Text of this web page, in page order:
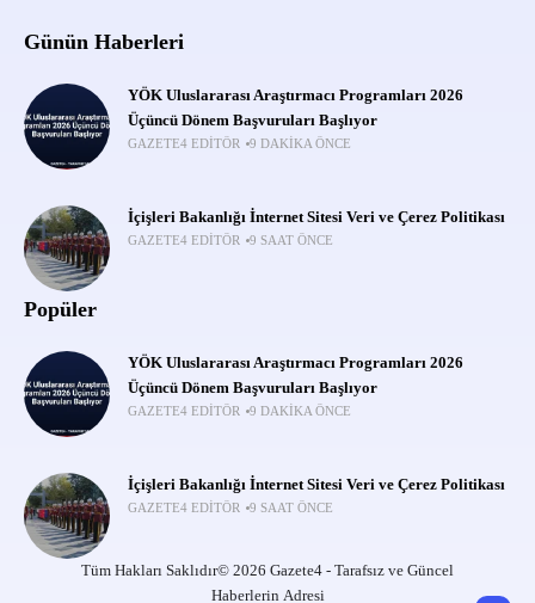
Günün Haberleri
YÖK Uluslararası Araştırmacı Programları 2026
Üçüncü Dönem Başvuruları Başlıyor
GAZETE4 EDITÖR 9 DAKIKA ÖNCE
İçişleri Bakanlığı İnternet Sitesi Veri ve Çerez Politikası
GAZETE4 EDITÖR 9 SAAT ÖNCE
Popüler
YÖK Uluslararası Araştırmacı Programları 2026
Üçüncü Dönem Başvuruları Başlıyor
GAZETE4 EDITÖR 9 DAKIKA ÖNCE
İçişleri Bakanlığı İnternet Sitesi Veri ve Çerez Politikası
GAZETE4 EDITÖR 9 SAAT ÖNCE
Tüm Hakları Saklıdır© 2026 Gazete4 - Tarafsız ve Güncel
Haberlerin Adresi